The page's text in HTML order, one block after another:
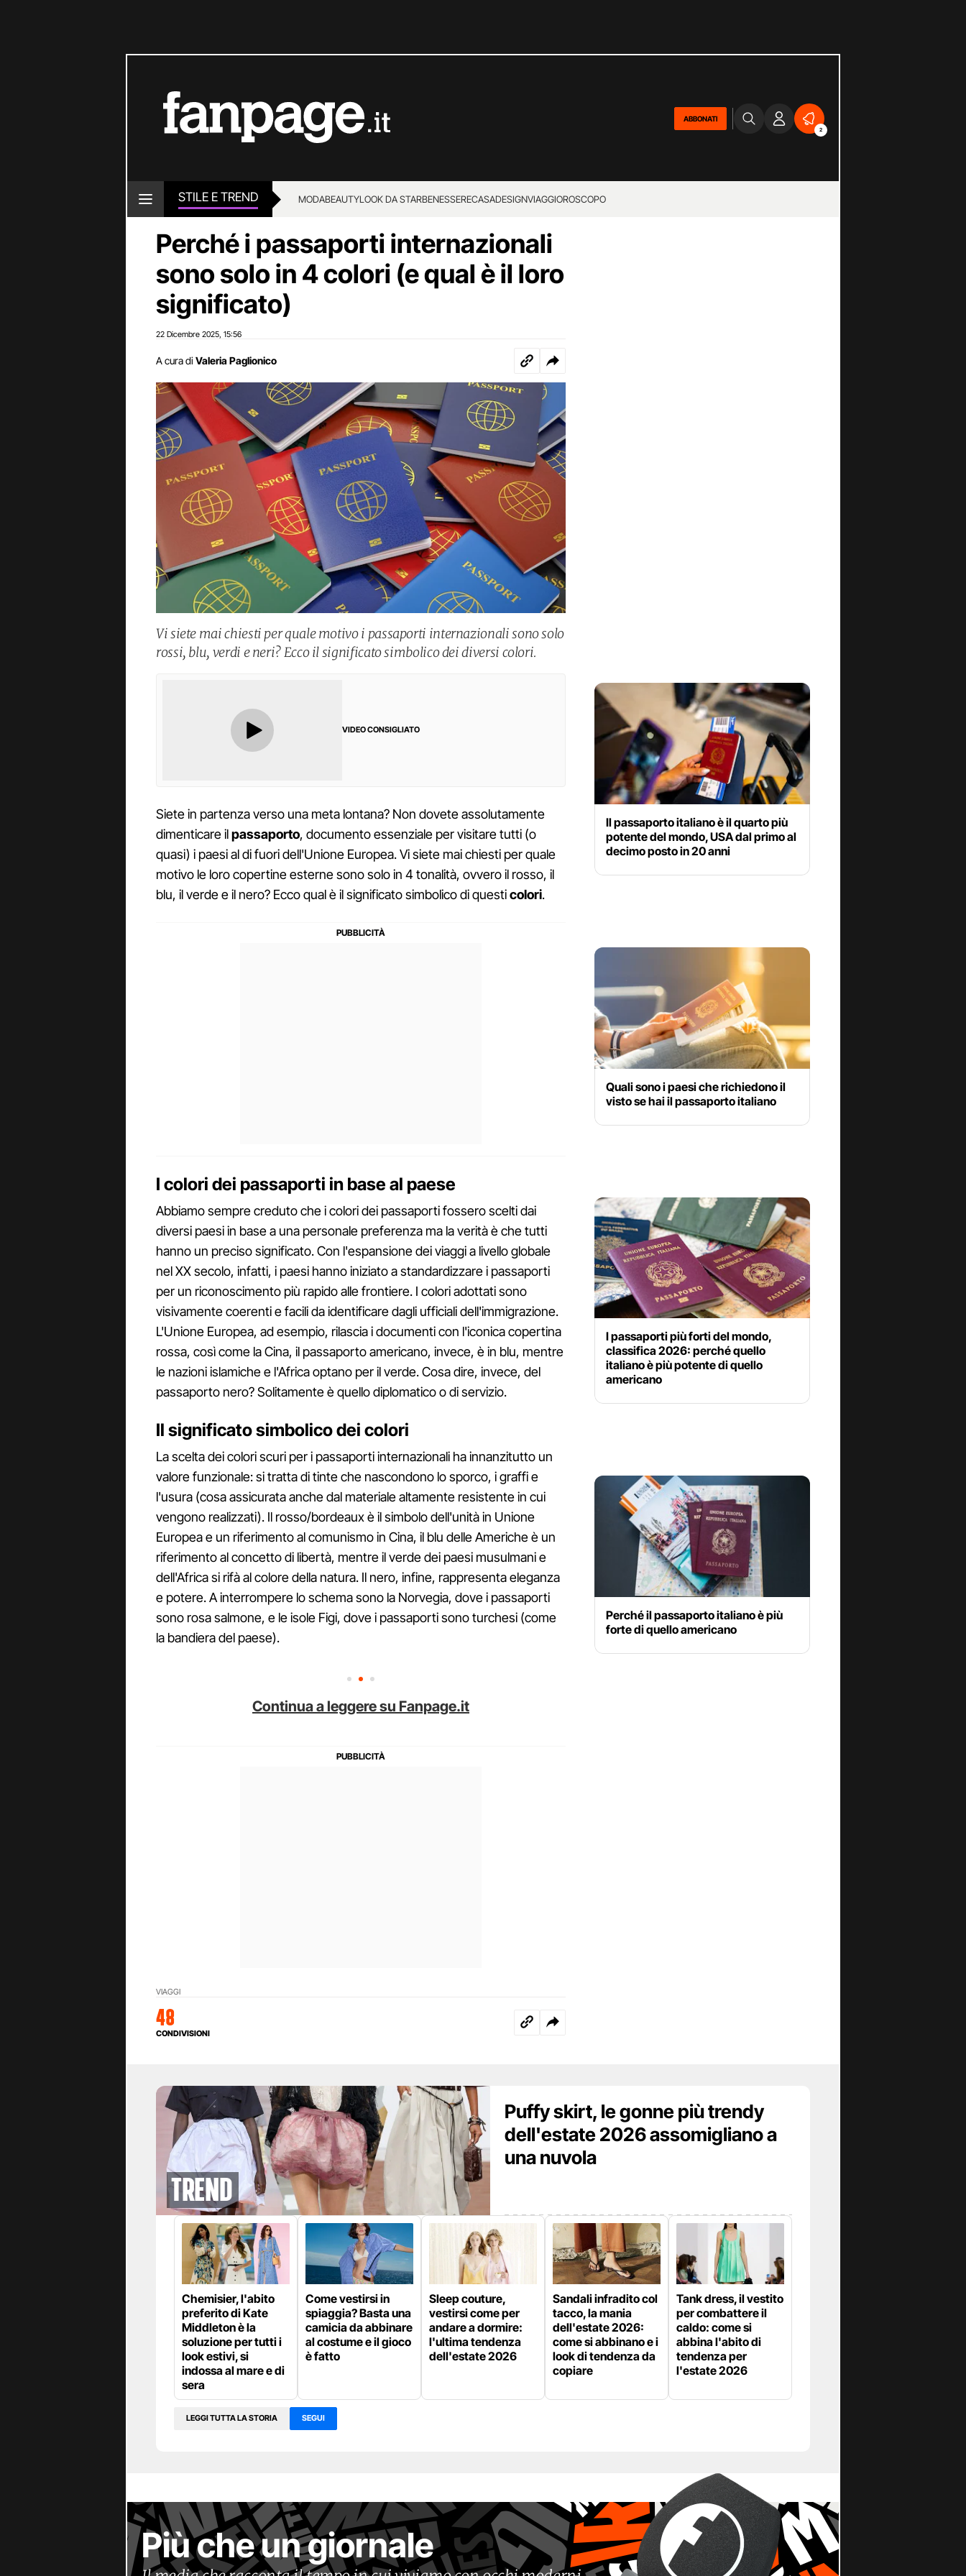
ABBONATI
2
STILE E TREND MODABEAUTYLOOK DA STARBENESSERECASADESIGNVIAGGIOROSCOPO
Perché i passaporti internazionali
sono solo in 4 colori (e qual è il loro
significato)
22 Dicembre 2025 15:56
A cura di Valeria Paglionico
Vi siete mai chiesti per quale motivo i passaporti internazionali sono solo
rossi, blu, verdi e neri? Ecco il significato simbolico dei diversi colori.
VIDEO CONSIGLIATO
Siete in partenza verso una meta lontana? Non dovete assolutamente
dimenticare ilpassaporto, documento essenziale per visitare tutti (o
quasi) i paesi al di fuori dell'Unione Europea. Vi siete mai chiesti per quale
motivo le loro copertine esterne sono solo in 4 tonalità, ovvero il rosso, il
blu, il verde e il nero? Ecco qual è il significato simbolico di questicolori.
I colori dei passaporti in base al paese
Abbiamo sempre creduto che i colori dei passaporti fossero scelti dai
diversi paesi in base a una personale preferenza ma la verità è che tutti
hanno un preciso significato. Con l'espansione dei viaggi a livello globale
nel XX secolo, infatti, i paesi hanno iniziato a standardizzare i passaporti
per un riconoscimento più rapido alle frontiere. I colori adottati sono
visivamente coerenti e facili da identificare dagli ufficiali dell'immigrazione.
L'Unione Europea, ad esempio, rilascia i documenti con l'iconica copertina
rossa, così come la Cina, il passaporto americano, invece, è in blu, mentre
le nazioni islamiche e l'Africa optano per il verde. Cosa dire, invece, del
passaporto nero? Solitamente è quello diplomatico o di servizio.
Il significato simbolico dei colori
La scelta dei colori scuri per i passaporti internazionali ha innanzitutto un
valore funzionale: si tratta di tinte che nascondono lo sporco, i graffi e
l'usura (cosa assicurata anche dal materiale altamente resistente in cui
vengono realizzati). Il rosso/bordeaux è il simbolo dell'unità in Unione
Europea e un riferimento al comunismo in Cina, il blu delle Americhe è un
riferimento al concetto di libertà, mentre il verde dei paesi musulmani e
dell'Africa si rifà al colore della natura. Il nero, infine, rappresenta eleganza
e potere. A interrompere lo schema sono la Norvegia, dove i passaporti
sono rosa salmone, e le isole Figi, dove i passaporti sono turchesi (come
la bandiera del paese).
Continua a leggere su Fanpage.it
VIAGGI
48
CONDIVISIONI
Il passaporto italiano è il quarto più
potente del mondo, USA dal primo al
decimo posto in 20 anni
Quali sono i paesi che richiedono il
visto se hai il passaporto italiano
I passaporti più forti del mondo,
classifica 2026: perché quello
italiano è più potente di quello
americano
Perché il passaporto italiano è più
forte di quello americano
Trend
Puffy skirt, le gonne più trendy
dell'estate 2026 assomigliano a
una nuvola
Chemisier, l'abito
preferito di Kate
Middleton è la
soluzione per tutti i
look estivi, si
indossa al mare e di
sera
Come vestirsi in
spiaggia? Basta una
camicia da abbinare
al costume e il gioco
è fatto
Sleep couture,
vestirsi come per
andare a dormire:
l'ultima tendenza
dell'estate 2026
Sandali infradito col
tacco, la mania
dell'estate 2026:
come si abbinano e i
look di tendenza da
copiare
Tank dress, il vestito
per combattere il
caldo: come si
abbina l'abito di
tendenza per
l'estate 2026
LEGGI TUTTA LA STORIA SEGUI
Più che un giornale